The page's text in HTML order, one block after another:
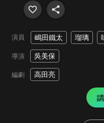
演員 嶋田鐵太 瑠璃
導演 吳美保
編劇 高田亮